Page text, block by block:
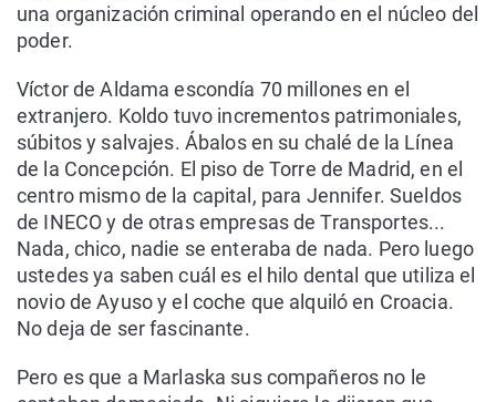
una organización criminal operando en el núcleo del
poder.
Víctor de Aldama escondía 70 millones en el
extranjero. Koldo tuvo incrementos patrimoniales,
súbitos y salvajes. Ábalos en su chalé de la Línea
de la Concepción. El piso de Torre de Madrid, en el
centro mismo de la capital, para Jennifer. Sueldos
de INECO y de otras empresas de Transportes...
Nada, chico, nadie se enteraba de nada. Pero luego
ustedes ya saben cuál es el hilo dental que utiliza el
novio de Ayuso y el coche que alquiló en Croacia.
No deja de ser fascinante.
Pero es que a Marlaska sus compañeros no le